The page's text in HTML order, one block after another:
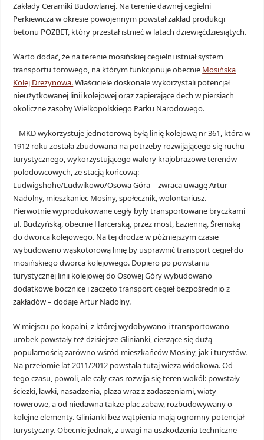
Zakłady Ceramiki Budowlanej. Na terenie dawnej cegielni
Perkiewicza w okresie powojennym powstał zakład produkcji
betonu POZBET, który przestał istnieć w latach dziewięćdziesiątych.
Warto dodać, że na terenie mosińskiej cegielni istniał system
transportu torowego, na którym funkcjonuje obecnie Mosińska
Kolej Drezynowa.Właściciele doskonale wykorzystali potencjał
nieużytkowanej linii kolejowej oraz zapierające dech w piersiach
okoliczne zasoby Wielkopolskiego Parku Narodowego.
– MKD wykorzystuje jednotorową byłą linię kolejową nr 361, która w
1912 roku została zbudowana na potrzeby rozwijającego się ruchu
turystycznego, wykorzystującego walory krajobrazowe terenów
polodowcowych, ze stacją końcową:
Ludwigshöhe/Ludwikowo/Osowa Góra – zwraca uwagę Artur
Nadolny, mieszkaniec Mosiny, społecznik, wolontariusz. –
Pierwotnie wyprodukowane cegły były transportowane bryczkami
ul. Budzyńską, obecnie Harcerską, przez most, Łazienną, Śremską
do dworca kolejowego. Na tej drodze w późniejszym czasie
wybudowano wąskotorową linię by usprawnić transport cegieł do
mosińskiego dworca kolejowego. Dopiero po powstaniu
turystycznej linii kolejowej do Osowej Góry wybudowano
dodatkowe bocznice i zaczęto transport cegieł bezpośrednio z
zakładów – dodaje Artur Nadolny.
W miejscu po kopalni, z której wydobywano i transportowano
urobek powstały też dzisiejsze Glinianki, cieszące się dużą
popularnością zarówno wśród mieszkańców Mosiny, jak i turystów.
Na przełomie lat 2011/2012 powstała tutaj wieża widokowa. Od
tego czasu, powoli, ale cały czas rozwija się teren wokół: powstały
ścieżki, ławki, nasadzenia, plaża wraz z zadaszeniami, wiaty
rowerowe, a od niedawna także plac zabaw, rozbudowywany o
kolejne elementy. Glinianki bez wątpienia mają ogromny potencjał
turystyczny. Obecnie jednak, z uwagi na uszkodzenia techniczne